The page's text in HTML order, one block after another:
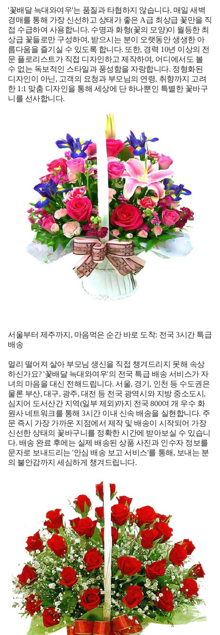
'꽃배달 늑대와여우'는 품질과 타협하지 않습니다. 매일 새벽
경매를 통해 가장 신선하고 상태가 좋은 A급 최상급 꽃만을 직
접 수급하여 사용합니다. 수명과 화형(꽃의 모양)이 월등한 최
상급 꽃들로만 구성하여, 받으시는 분이 오랫동안 생생한 아
름다움을 즐기실 수 있도록 합니다. 또한, 경력 10년 이상의 전
문 플로리스트가 직접 디자인하고 제작하여, 어디에서도 볼
수 없는 독보적인 스타일과 풍성함을 자랑합니다. 정형화된
디자인이 아닌, 고객의 요청과 부모님의 연령, 취향까지 고려
한 1:1 맞춤 디자인을 통해 세상에 단 하나뿐인 특별한 꽃바구
니를 선사합니다.
서울부터 제주까지, 마음먹은 순간 바로 도착: 전국 3시간 특급
배송
멀리 떨어져 살아 부모님 생신을 직접 챙겨드리지 못해 속상
하신가요? '꽃배달 늑대와여우'의 전국 특급 배송 서비스가 자
녀의 마음을 대신 전해드립니다. 서울, 경기, 인천 등 수도권은
물론 부산, 대구, 광주, 대전 등 전국 광역시와 지방 중소도시,
심지어 도서산간 지역(일부 제외)까지 전국 800여 개 우수 화
원사 네트워크를 통해 3시간 이내 신속 배송을 실현합니다. 주
문 즉시 가장 가까운 지점에서 제작 및 배송이 시작되어 가장
신선한 상태의 꽃바구니를 정확한 시간에 받아보실 수 있습니
다. 배송 완료 후에는 실제 배송된 상품 사진과 인수자 정보를
문자로 보내드리는 '안심 배송 보고 서비스'를 통해, 보내는 분
의 불안감까지 세심하게 챙겨드립니다.